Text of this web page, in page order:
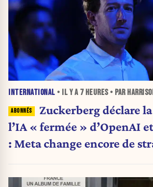
INTERNATIONAL • IL Y A 7 HEURES• PAR
Zuckerberg déclare
l’IA « fermée » d’OpenAI
: Meta change encore de